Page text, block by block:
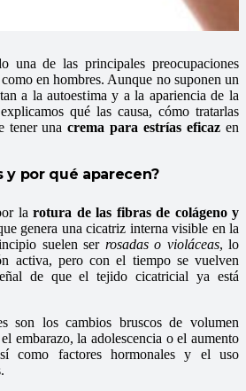
una de las principales preocupaciones
en hombres. Aunque no suponen un
a la autoestima y a la apariencia de la
qué las causa, cómo tratarlas
tener unacrema para estrías eficaz en
y por qué aparecen?
la rotura de las fibras de colágeno y
genera una cicatriz interna visible en la
suelen ser rosadas o violáceas, lo
activa, pero con el tiempo se vuelven
de que el tejido cicatricial ya está
son los cambios bruscos de volumen
embarazo, la adolescencia o el aumento
como factores hormonales y el uso